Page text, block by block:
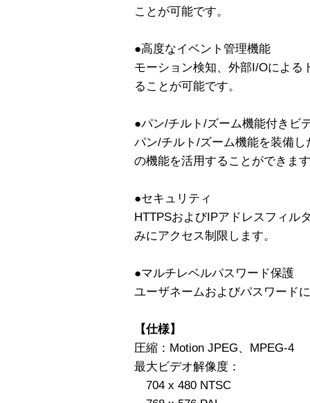
ことが可能です。
●高度なイベント管理機能
モーション検知、外部I/Oによる
ることが可能です。
●パン/チルト/ズーム機能付きビ
パン/チルト/ズーム機能を装備
の機能を活用することができま
●セキュリティ
HTTPSおよびIPアドレスフィル
みにアクセス制限します。
●マルチレベルパスワード保護
ユーザネームおよびパスワード
【仕様】
圧縮：Motion JPEG、MPEG-4
最大ビデオ解像度：
704 x 480 NTSC